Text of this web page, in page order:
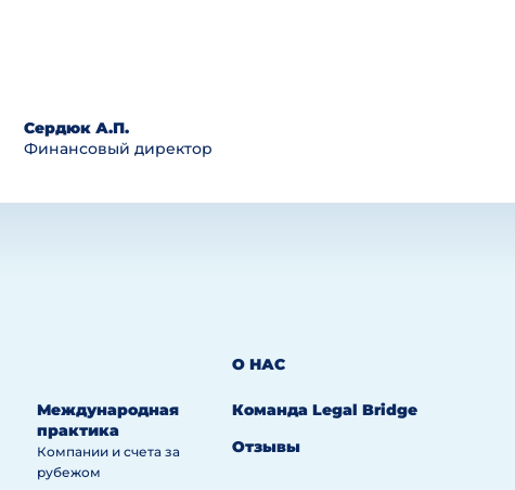
Сердюк А.П.
Финансовый директор
Международная
практика
Компании и счета за
рубежом
О НАС
Команда Legal Bridge
Отзывы